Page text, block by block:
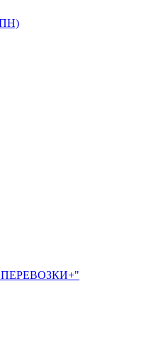
"ПЕРЕВОЗКИ+"